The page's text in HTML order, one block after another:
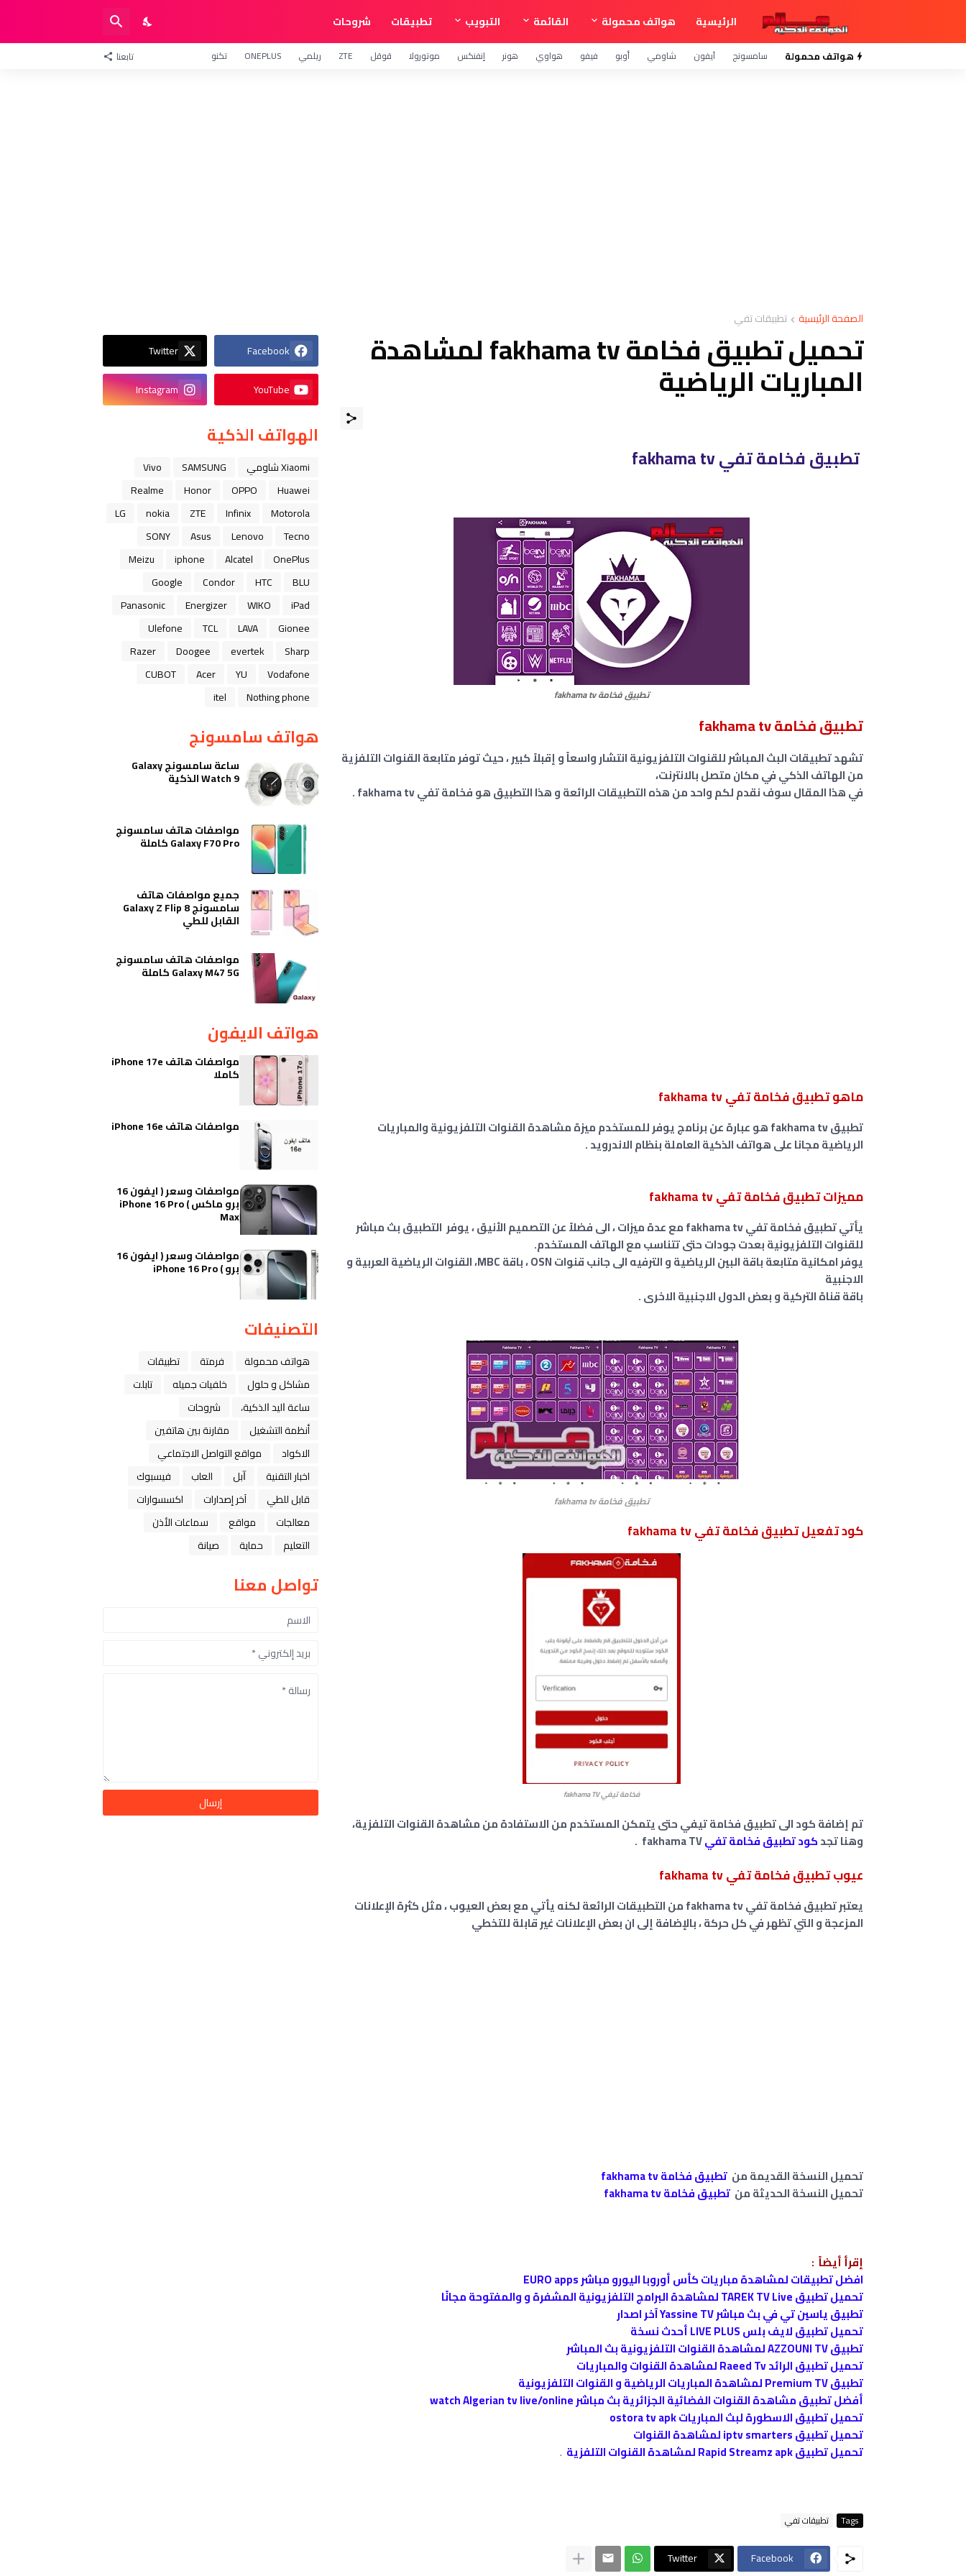
الرئيسية هواتف محمولة القائمة التبويب تطبيقات شروحات
هواتف محمولة سامسونج آيفون شاومي أوبو فيفو هواوي هونر إنفنكس موتورولا قوقل ZTE ريلمي ONEPLUS تكنو تابعنا
الصفحة الرئيسية تطبيقات تفي
تحميل تطبيق فخامة fakhama tv لمشاهدة
المباريات الرياضية
تطبيق فخامة تفي fakhama tv
تطبيق فخامة fakhama tv
تطبيق فخامة fakhama tv
تشهد تطبيقات البث المباشر للقنوات التلفزيونية انتشار واسعاً و إقبلاً كبير ، حيث توفر متابعة القنوات التلفزية
من الهاتف الذكي في مكان متصل بالانترنت،
في هذا المقال سوف نقدم لكم واحد من هذه التطبيقات الرائعة و هذا التطبيق هو فخامة تفي fakhama tv .
ماهو تطبيق فخامة تفي fakhama tv
تطبيق fakhama tv هو عبارة عن برنامج يوفر للمستخدم ميزة مشاهدة القنوات التلفزيونية والمباريات
الرياضية مجانا على هواتف الذكية العاملة بنظام الاندرويد .
مميزات تطبيق فخامة تفي fakhama tv
يأتي تطبيق فخامة تفي fakhama tv مع عدة ميزات ، الى فضلاً عن التصميم الأنيق ، يوفر التطبيق بث مباشر
للقنوات التلفزيونية بعدت جودات حتى تتناسب مع الهاتف المستخدم.
يوفر امكانية متابعة باقة البين الرياضية و الترفيه الى جانب قنوات OSN ، باقة MBC، القنوات الرياضية العربية و
الاجنبية
باقة قناة التركية و بعض الدول الاجنبية الاخرى .
تطبيق فخامة fakhama tv
كود تفعيل تطبيق فخامة تفي fakhama tv
فخامة تيفي fakhama TV
تم إضافة كود الى تطبيق فخامة تيفي حتى يتمكن المستخدم من الاستفادة من مشاهدة القنوات التلفزية،
وهنا تجدكود تطبيق فخامة تفي
عيوب تطبيق فخامة تفي fakhama tv
يعتبر تطبيق فخامة تفي fakhama tv من التطبيقات الرائعة لكنه يأتي مع بعض العيوب ، مثل كثرة الإعلانات
المزعجة و التي تظهر في كل حركة ، بالإضافة إلى ان بعض الإعلانات غير قابلة للتخطي
تحميل النسخة القديمة من تطبيق فخامة fakhama tv
تحميل النسخة الحديثة من تطبيق فخامة fakhama tv
إقرأ أيضاً :
افضل تطبيقات لمشاهدة مباريات كأس أوروبا اليورو مباشر EURO apps
تحميل تطبيق TAREK TV Live لمشاهدة البرامج التلفزيونية المشفرة و والمفتوحة مجانًا
تطبيق ياسين تي في بث مباشر Yassine TV آخر اصدار
تحميل تطبيق لايف بلس LIVE PLUS أحدث نسخة
تطبيق AZZOUNI TV لمشاهدة القنوات التلفزيونية بث المباشر
تحميل تطبيق الرائد Raeed Tv لمشاهدة القنوات والمباريات
تطبيق Premium TV لمشاهدة المباريات الرياضية و القنوات التلفزيونية
أفضل تطبيق مشاهدة القنوات الفضائية الجزائرية بث مباشر watch Algerian tv live/online
تحميل تطبيق الاسطورة لبث المباريات ostora tv apk
تحميل تطبيق iptv smarters لمشاهدة القنوات
تحميل تطبيق Rapid Streamz apk لمشاهدة القنوات التلفزية
.
Tags تطبيقات تفي
Facebook
Twitter
Facebook
Twitter
YouTube
Instagram
الهواتف الذكية
Xiaomi شاومي SAMSUNG
Vivo
Huawei
OPPO
Honor
Realme
Motorola
Infinix
ZTE
nokia
LG
Tecno
Lenovo
Asus
SONY
OnePlus
Alcatel
iphone
Meizu
BLU
HTC
Condor
Google
iPad
WIKO
Energizer
Panasonic
Gionee
LAVA
TCL
Ulefone
Sharp
evertek
Doogee
Razer
Vodafone
YU
Acer
CUBOT
Nothing phone
itel
هواتف سامسونج
ساعة سامسونج Galaxy
Watch 9 الذكية
مواصفات هاتف سامسونج
Galaxy F70 Pro كاملة
جميع مواصفات هاتف
سامسونج Galaxy Z Flip 8
القابل للطي
مواصفات هاتف سامسونج
Galaxy M47 5G كاملة
هواتف الايفون
مواصفات هاتف iPhone 17e
كاملا
مواصفات هاتف iPhone 16e
مواصفات وسعر ( ايفون 16
برو ماكس ) iPhone 16 Pro
Max
مواصفات وسعر ( ايفون 16
برو ) iPhone 16 Pro
التصنيفات
هواتف محمولة فرمتة
تطبيقات
مشاكل و حلول
خلفيات جميله
تابلت
ﺳﺎﻋﺔ ﺍﻟﻴﺪ ﺍﻟﺬﻛﻴﺔ،
شروحات
أنظمة التشغيل
مقارنة بين هاتفين
الاكواد
مواقع التواصل الاجتماعي
اخبار التقنية
ﺁﺑﻞ العاب
فيسبوك
قابل للطي
آخر إصدارات
اكسسوارات
معالجات
مواقع
سماعات الأذن
التعليم
حماية صيانة
تواصل معنا